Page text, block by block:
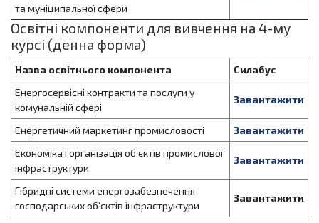
та муніципальної сфери
Освітні компоненти для вивчення на 4-му
курсі (денна форма)
Назва освітнього компонента
Силабус
Енергосервісні контракти та послуги у
комунальній сфері
Завантажити
Енергетичний маркетинг промисловості
Завантажити
Економіка і організація об’єктів промислової
інфраструктури
Завантажити
Гібридні системи енергозабезпечення
господарських об’єктів інфраструктури
Завантажити